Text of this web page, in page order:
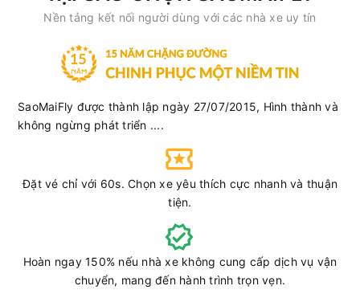
Nền tảng kết nối người dùng với các nhà xe uy tín
SaoMaiFly được thành lập ngày 27/07/2015, Hình thành và
không ngừng phát triển ....
Đặt vé chỉ với 60s. Chọn xe yêu thích cực nhanh và thuận
tiện.
Hoàn ngay 150% nếu nhà xe không cung cấp dịch vụ vận
chuyển, mang đến hành trình trọn vẹn.